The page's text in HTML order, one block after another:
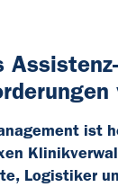
ist
Logistiker